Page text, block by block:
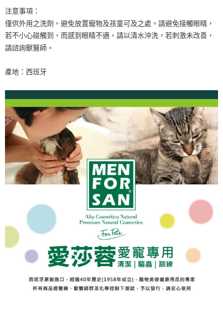
注意事項：
僅供外用之洗劑。避免放置寵物及孩童可及之處。請避免接觸眼睛，
若不小心碰觸到，而感到眼睛不適，請以清水沖洗，若刺激未改善，
請諮詢獸醫師。
產地：西班牙